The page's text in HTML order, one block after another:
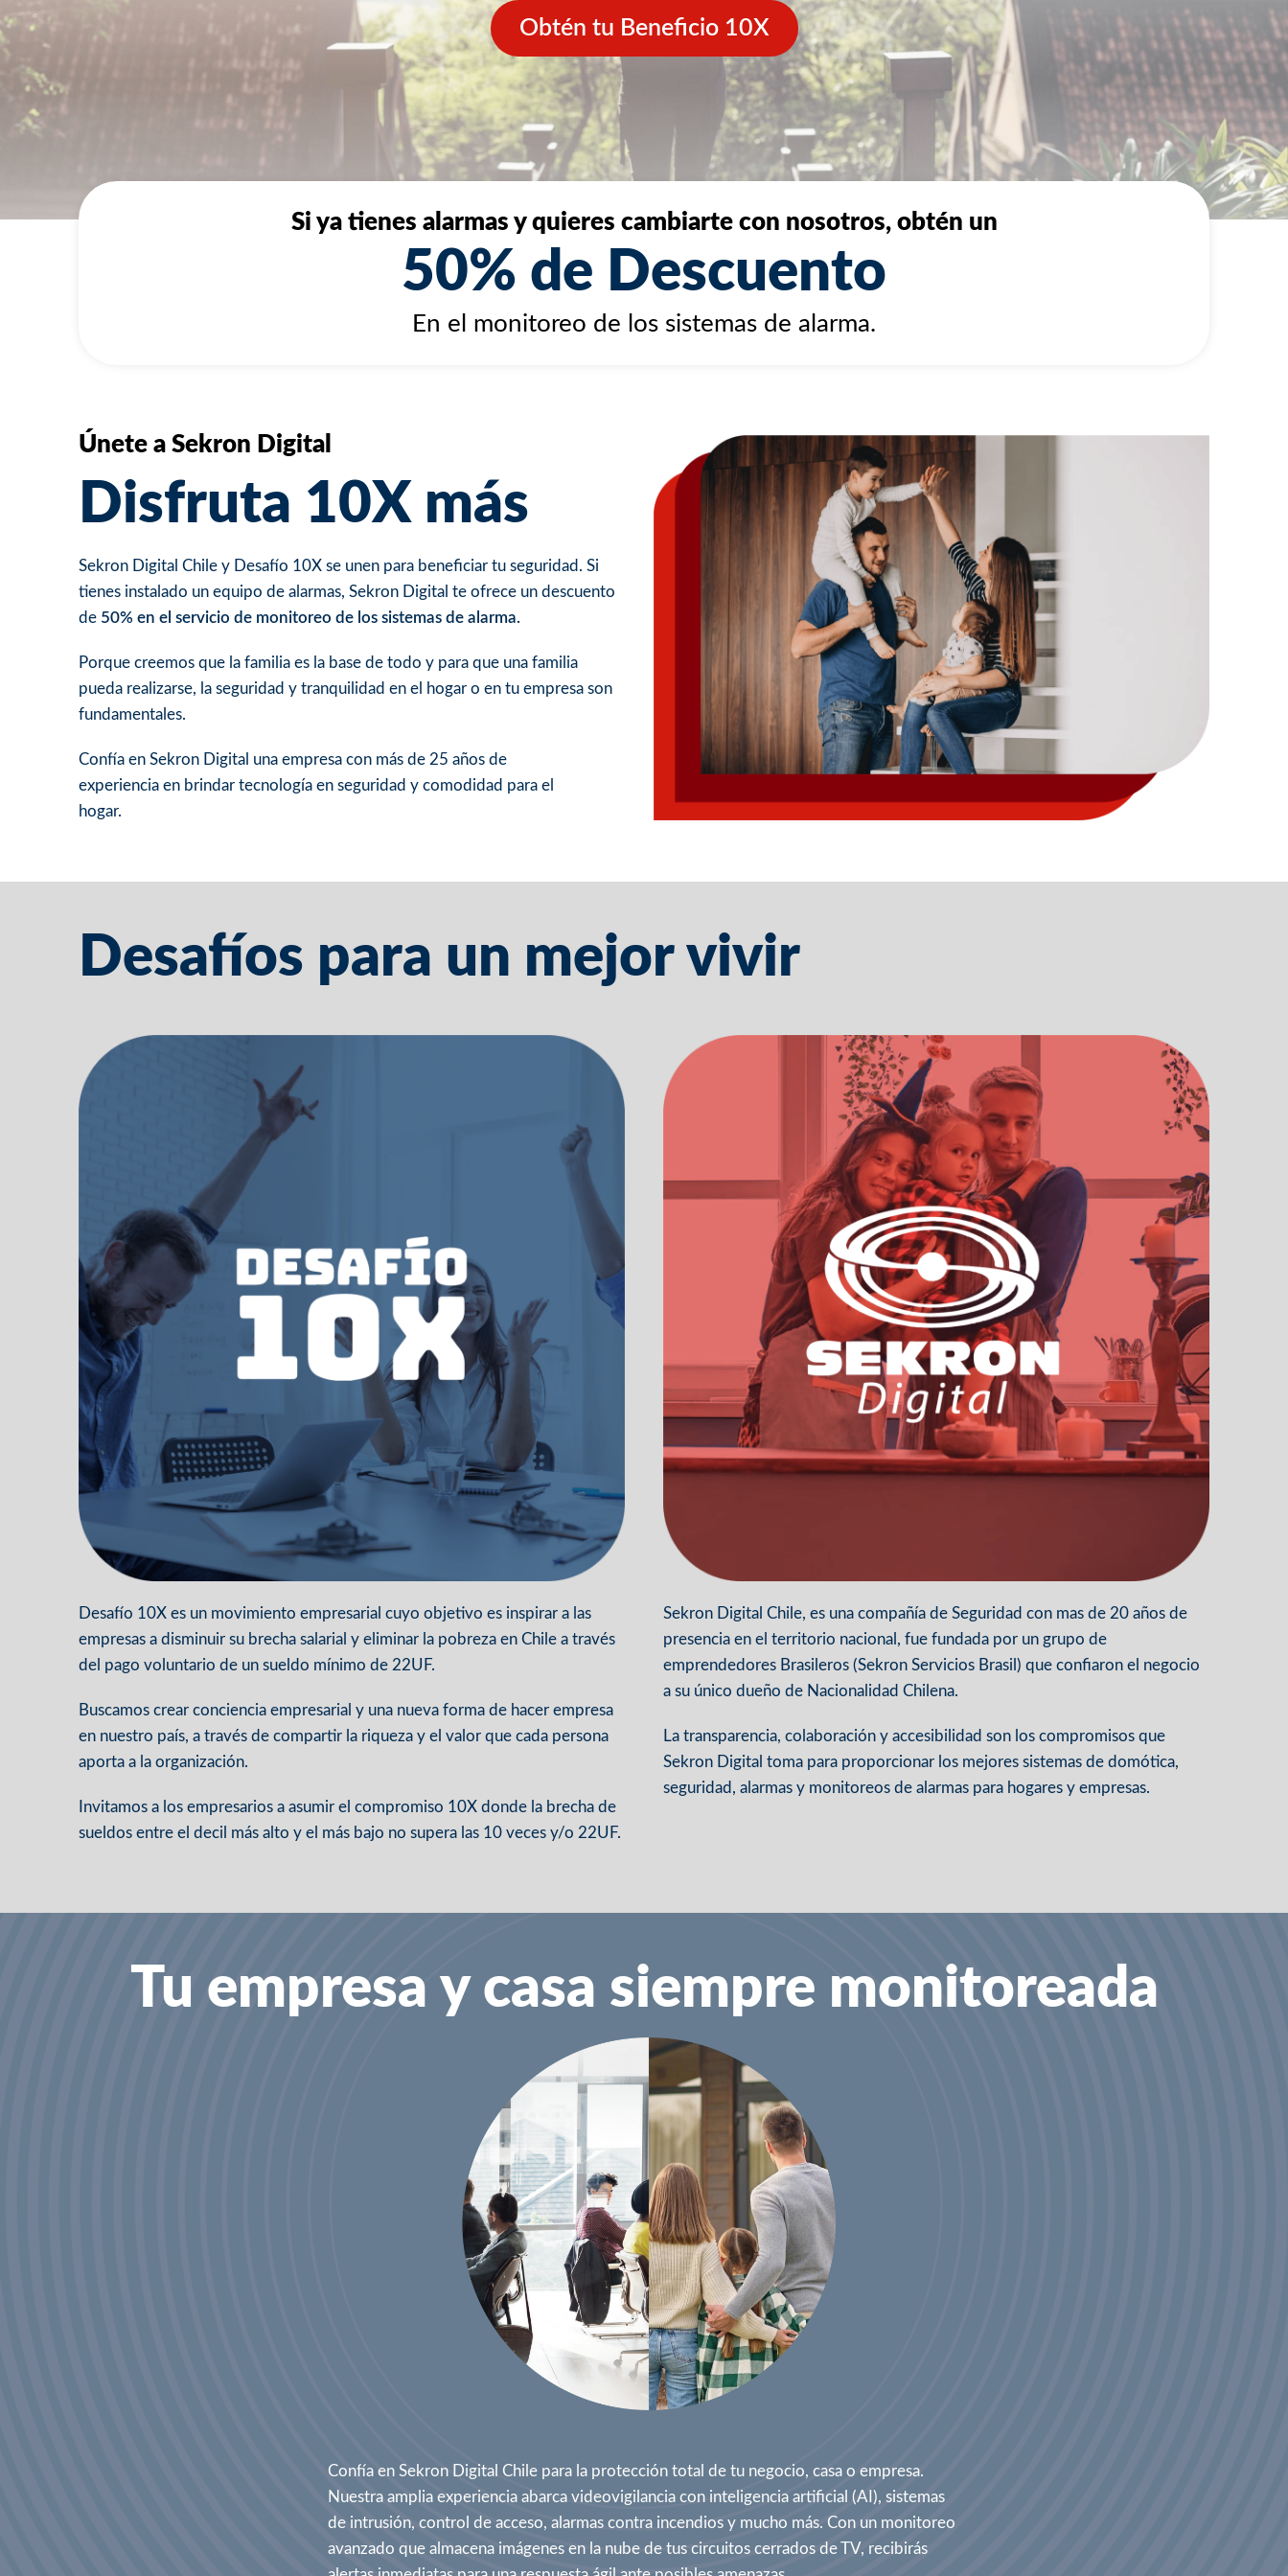
Obtén tu Beneficio 10X
Si ya tienes alarmas y quieres cambiarte con nosotros, obtén un
50% de Descuento
En el monitoreo de los sistemas de alarma.
Únete a Sekron Digital
Disfruta 10X más
Sekron Digital Chile y Desafío 10X se unen para beneficiar tu seguridad. Si
tienes instalado un equipo de alarmas, Sekron Digital te ofrece un descuento
de 50% en el servicio de monitoreo de los sistemas de alarma.
Porque creemos que la familia es la base de todo y para que una familia
pueda realizarse, la seguridad y tranquilidad en el hogar o en tu empresa son
fundamentales.
Confía en Sekron Digital una empresa con más de 25 años de
experiencia en brindar tecnología en seguridad y comodidad para el
hogar.
Desafíos para un mejor vivir
Desafío 10X es un movimiento empresarial cuyo objetivo es inspirar a las
empresas a disminuir su brecha salarial y eliminar la pobreza en Chile a través
del pago voluntario de un sueldo mínimo de 22UF.
Buscamos crear conciencia empresarial y una nueva forma de hacer empresa
en nuestro país, a través de compartir la riqueza y el valor que cada persona
aporta a la organización.
Invitamos a los empresarios a asumir el compromiso 10X donde la brecha de
sueldos entre el decil más alto y el más bajo no supera las 10 veces y/o 22UF.
Sekron Digital Chile, es una compañía de Seguridad con mas de 20 años de
presencia en el territorio nacional, fue fundada por un grupo de
emprendedores Brasileros (Sekron Servicios Brasil) que confiaron el negocio
a su único dueño de Nacionalidad Chilena.
La transparencia, colaboración y accesibilidad son los compromisos que
Sekron Digital toma para proporcionar los mejores sistemas de domótica,
seguridad, alarmas y monitoreos de alarmas para hogares y empresas.
Tu empresa y casa siempre monitoreada
Confía en Sekron Digital Chile para la protección total de tu negocio, casa o empresa.
Nuestra amplia experiencia abarca videovigilancia con inteligencia artificial (AI), sistemas
de intrusión, control de acceso, alarmas contra incendios y mucho más. Con un monitoreo
avanzado que almacena imágenes en la nube de tus circuitos cerrados de TV, recibirás